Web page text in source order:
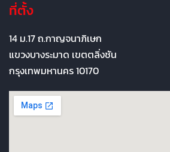
ที่ตั้ง
14 ม.17 ถ.กาญจนาภิเษก
แขวงบางระมาด เขตตลิ่งชัน
กรุงเทพมหานคร 10170